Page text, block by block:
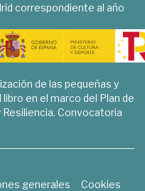
correspondiente al año
de las pequeñas y
en el marco del Plan de
Convocatoria
generales
Cookies